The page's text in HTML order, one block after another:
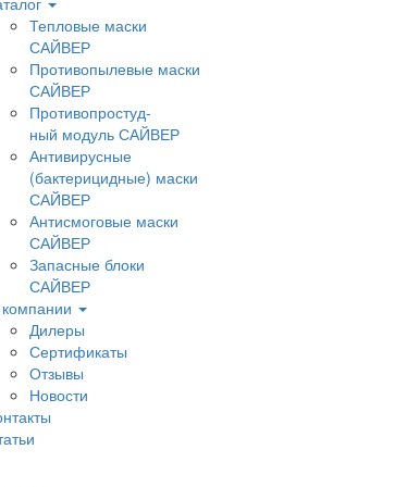
Тепловые маски
САЙВЕР
Противопылевые маски
САЙВЕР
Противопростуд-
ный модуль САЙВЕР
Антивирусные
(бактерицидные) маски
САЙВЕР
Антисмоговые маски
САЙВЕР
Запасные блоки
САЙВЕР
Дилеры
Сертификаты
Отзывы
Новости